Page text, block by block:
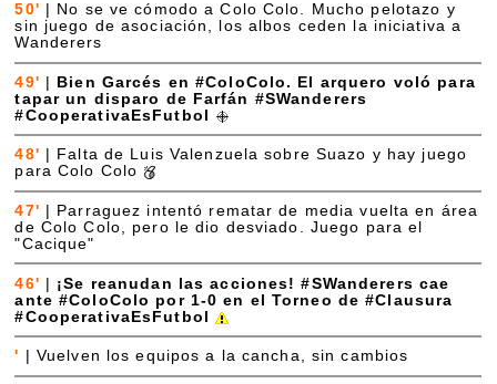
50'
No se ve cómodo a Colo Colo. Mucho pelotazo y
sin juego de asociación, los albos ceden la iniciativa a
Wanderers
49'
Bien Garcés en #ColoColo. El arquero voló para
tapar un disparo de Farfán #SWanderers
#CooperativaEsFutbol
48'
Falta de Luis Valenzuela sobre Suazo y hay juego
para Colo Colo
47'
Parraguez intentó rematar de media vuelta en área
de Colo Colo, pero le dio desviado. Juego para el
"Cacique"
46' | ¡Se reanudan las acciones! #SWanderers cae
ante #ColoColo por 1-0 en el Torneo de #Clausura
#CooperativaEsFutbol
' Vuelven los equipos a la cancha, sin cambios